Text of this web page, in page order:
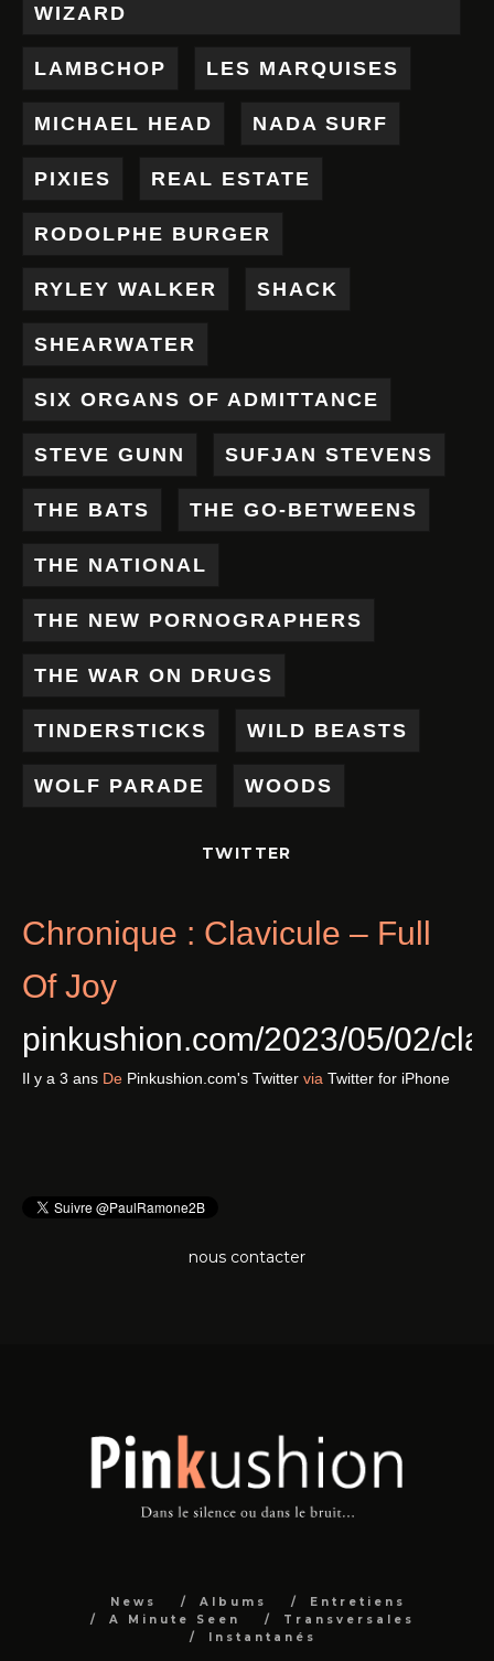
WIZARD
LAMBCHOP LES MARQUISES
MICHAEL HEAD NADA SURF
PIXIES REAL ESTATE
RODOLPHE BURGER
RYLEY WALKER SHACK
SHEARWATER
SIX ORGANS OF ADMITTANCE
STEVE GUNN SUFJAN STEVENS
THE BATS THE GO-BETWEENS
THE NATIONAL
THE NEW PORNOGRAPHERS
THE WAR ON DRUGS
TINDERSTICKS WILD BEASTS
WOLF PARADE WOODS
TWITTER
Chronique : Clavicule – Full
Of Joy
pinkushion.com/2023/05/02/
Il y a 3 ans De Pinkushion.com's Twitter via Twitter for iPhone
nous contacter
News Albums
Entretiens
A Minute Seen
Transversales
Instantanés